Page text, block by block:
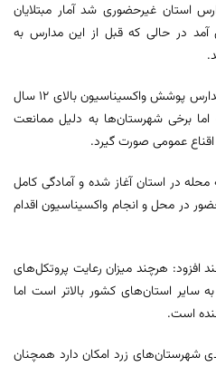
که مدارس استان غیرحضوری شد آمار مبتلایان
در حالی که قبل از این مدارس به
موسوی میرزایی گفت: در ارتباط با مدارس پوشش واکسیناسیون بالای ۱۲ سال
اما برخی شهرستان‌ها به دلیل ممانعت
اقناع عمومی صورت گیرد.
در استان آغاز شده و آمادگی کامل
در محل و انجام واکسیناسیون اقدام
افزود: هرچند میزان رعایت پروتکل‌های
سایر استان‌های کشور بالاتر است اما
است.
شهرستان‌های زرد امکان دارد همچنان